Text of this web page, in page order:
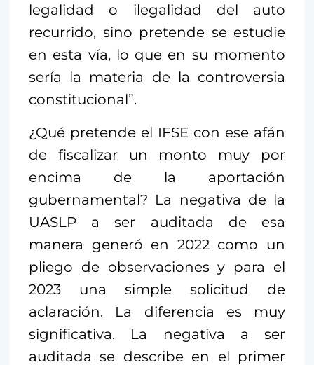
legalidad o ilegalidad del auto
recurrido, sino pretende se estudie
en esta vía, lo que en su momento
sería la materia de la controversia
constitucional”.
¿Qué pretende el IFSE con ese afán
de fiscalizar un monto muy por
encima de la aportación
gubernamental? La negativa de la
UASLP a ser auditada de esa
manera generó en 2022 como un
pliego de observaciones y para el
2023 una simple solicitud de
aclaración. La diferencia es muy
significativa. La negativa a ser
auditada se describe en el primer